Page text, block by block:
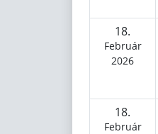
18.
Február
2026
18.
Február